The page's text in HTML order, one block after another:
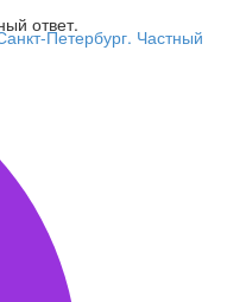
ответ.
Петербург. Частный